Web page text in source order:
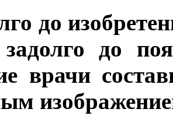
до
до
врачи